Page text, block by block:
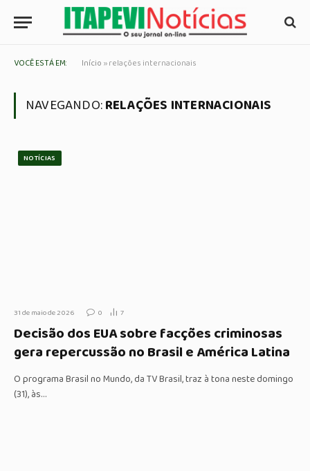
VOCÊ ESTÁ EM: Início »relações internacionais
NAVEGANDO:RELAÇÕES INTERNACIONAIS
NOTÍCIAS
31 de maio de 2026 0 7
Decisão dos EUA sobre facções criminosas
gera repercussão no Brasil e América Latina
O programa Brasil no Mundo, da TV Brasil, traz à tona neste domingo
(31), às…